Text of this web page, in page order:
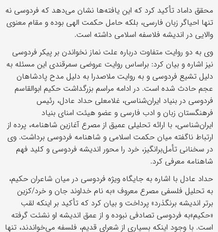
محقق داماد تأکید کرد که این یافته‌ها نشان می‌دهد که فردوسی نه
تنها احیاگر زبان فارسی، بلکه حامل حکمت الهی بوده و مقام معنوی
والایی در اندیشه فلاسفه اسلامی داشته است.
وی به دو روایت متفاوت درباره علت نماز نخواندن بر پیکر فردوسی
نیز اشاره و بیان کرد: براساس روایت عروضی سمرقندی این مسئله به
دلیل تشیع فردوسی و به روایت ملاصدرا به دلیل مدح پادشاهان
عجم حادث شده است. در ادامه مراسم بزرگداشت حکیم ابوالقاسم
فردوسی در بنیاد ایران‌شناسی، غلامعلی حداد عادل، رئیس
فرهنگستان زبان و ادب فارسی و عضو هیئت امنای بنیاد
ایران‌شناسی، با ارائه تحلیلی عمیق از مصرع آغازین شاهنامه، پرده از
ارتباط ناگفته میان حکمت اسلامی و شاهنامه فردوسی برداشت. وی
در سخنانی تأمل‌برانگیز، خرد را محور اندیشه فردوسی و کلید فهم
شاهنامه معرفی کرد.
حداد عادل با اشاره به جایگاه ویژه فردوسی در میان شاعران حکیم،
به تحلیل فلسفی مصرع معروف «به نام خداوند جان و خرد/کزین
برتر اندیشه برنگذرد» پرداخت و بیان کرد که تأکید بر اینکه لقب
«حکیم»‌به فردوسی تصادفی نبوده و از عمق اندیشه او نشئت گرفته
است. با وجود اینکه بسیاری از شعرای قدیم، فلسفه می‌خواندند، تنها